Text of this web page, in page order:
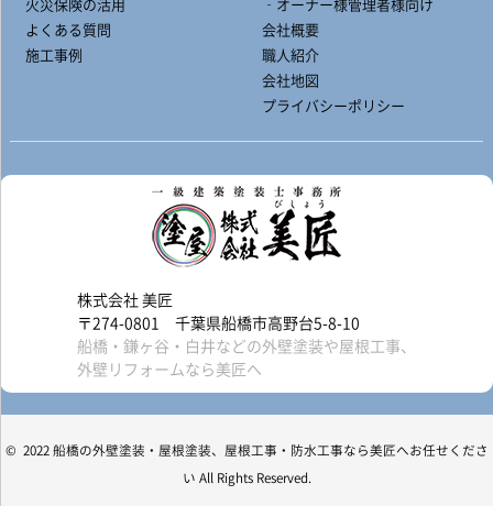
火災保険の活用
よくある質問
施工事例
‐オーナー様管理者様向け
会社概要
職人紹介
会社地図
プライバシーポリシー
株式会社 美匠
〒274-0801 千葉県船橋市高野台5-8-10
船橋・鎌ヶ谷・白井などの外壁塗装や屋根工事、
外壁リフォームなら美匠へ
© 2022 船橋の外壁塗装・屋根塗装、屋根工事・防水工事なら美匠へお任せくださ
い All Rights Reserved.